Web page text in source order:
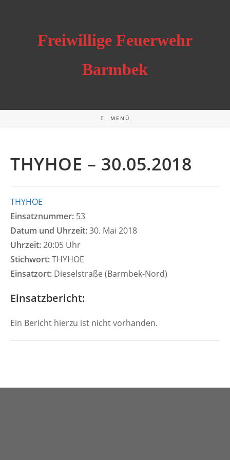
Freiwillige Feuerwehr
Barmbek
MENÜ
THYHOE – 30.05.2018
THYHOE
Einsatznummer: 53
Datum und Uhrzeit:30. Mai 2018
Uhrzeit:20:05 Uhr
Stichwort:THYHOE
Einsatzort: Dieselstraße (Barmbek-Nord)
Einsatzbericht:
Ein Bericht hierzu ist nicht vorhanden.